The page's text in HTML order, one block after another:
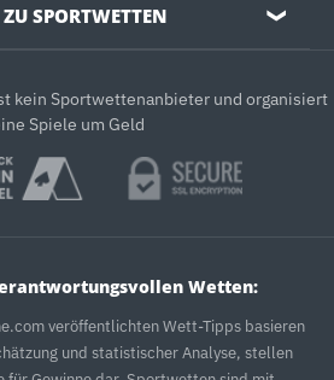
SPORTWETTEN ❯
kein Sportwettenanbieter und organisiert
Spiele um Geld
Wetten:
veröffentlichten Wett-Tipps basieren
und statistischer Analyse, stellen